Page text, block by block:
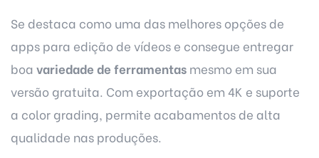
Se destaca como uma das melhores opções de
apps para edição de vídeos e consegue entregar
boa variedade de ferramentas mesmo em sua
versão gratuita. Com exportação em 4K e suporte
a color grading, permite acabamentos de alta
qualidade nas produções.